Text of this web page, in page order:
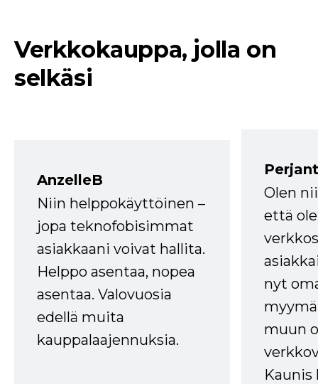
Verkkokauppa, jolla on
selkäsi
AnzelleB
Niin helppokäyttöinen –
jopa teknofobisimmat
asiakkaani voivat hallita.
Helppo asentaa, nopea
asentaa. Valovuosia
edellä muita
kauppalaajennuksia.
Olen
että
nyt
muun
Kaunis